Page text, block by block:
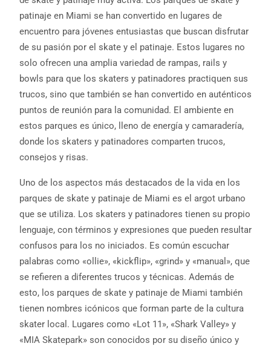
patinaje en Miami se han convertido en lugares de
encuentro para jóvenes entusiastas que buscan disfrutar
de su pasión por el skate y el patinaje. Estos lugares no
solo ofrecen una amplia variedad de rampas, rails y
bowls para que los skaters y patinadores practiquen sus
trucos, sino que también se han convertido en auténticos
puntos de reunión para la comunidad. El ambiente en
estos parques es único, lleno de energía y camaradería,
donde los skaters y patinadores comparten trucos,
consejos y risas.
Uno de los aspectos más destacados de la vida en los
parques de skate y patinaje de Miami es el argot urbano
que se utiliza. Los skaters y patinadores tienen su propio
lenguaje, con términos y expresiones que pueden resultar
confusos para los no iniciados. Es común escuchar
palabras como «ollie», «kickflip», «grind» y «manual», que
se refieren a diferentes trucos y técnicas. Además de
esto, los parques de skate y patinaje de Miami también
tienen nombres icónicos que forman parte de la cultura
skater local. Lugares como «Lot 11», «Shark Valley» y
«MIA Skatepark» son conocidos por su diseño único y